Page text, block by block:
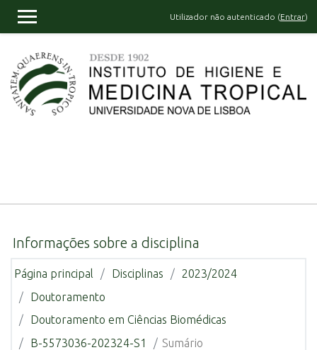
Utilizador não autenticado (Entrar)
Informações sobre a disciplina
Página principal Disciplinas
2023/2024
Doutoramento
Doutoramento em Ciências Biomédicas
B-5573036-202324-S1
Sumário